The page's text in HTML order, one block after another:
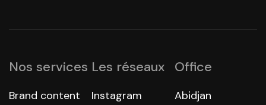
Nos services
Brand content
Les réseaux
Instagram
Office
Abidjan